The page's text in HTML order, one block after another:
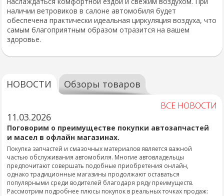
наличии ветровиков в салоне автомобиля будет
обеспечена практически идеальная циркуляция воздуха, что
самым благоприятным образом отразится на вашем
здоровье.
НОВОСТИ Обзоры товаров
ВСЕ НОВОСТИ
11.03.2026
Поговорим о преимуществе покупки автозапчастей
и масел в офлайн магазинах.
Покупка запчастей и смазочных материалов является важной
частью обслуживания автомобиля. Многие автовладельцы
предпочитают совершать подобные приобретения онлайн,
однако традиционные магазины продолжают оставаться
популярными среди водителей благодаря ряду преимуществ.
Рассмотрим подробнее плюсы покупок в реальных точках продаж: